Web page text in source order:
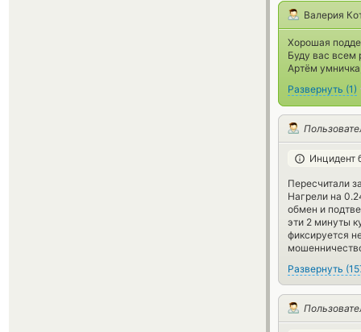
Валерия
Хорошая
Буду вас всем
Артём
Развернуть (1)
Инцидент
Пересчитали
Нагрели на
обмен и
эти 2 минуты
фиксируется
Развернуть (